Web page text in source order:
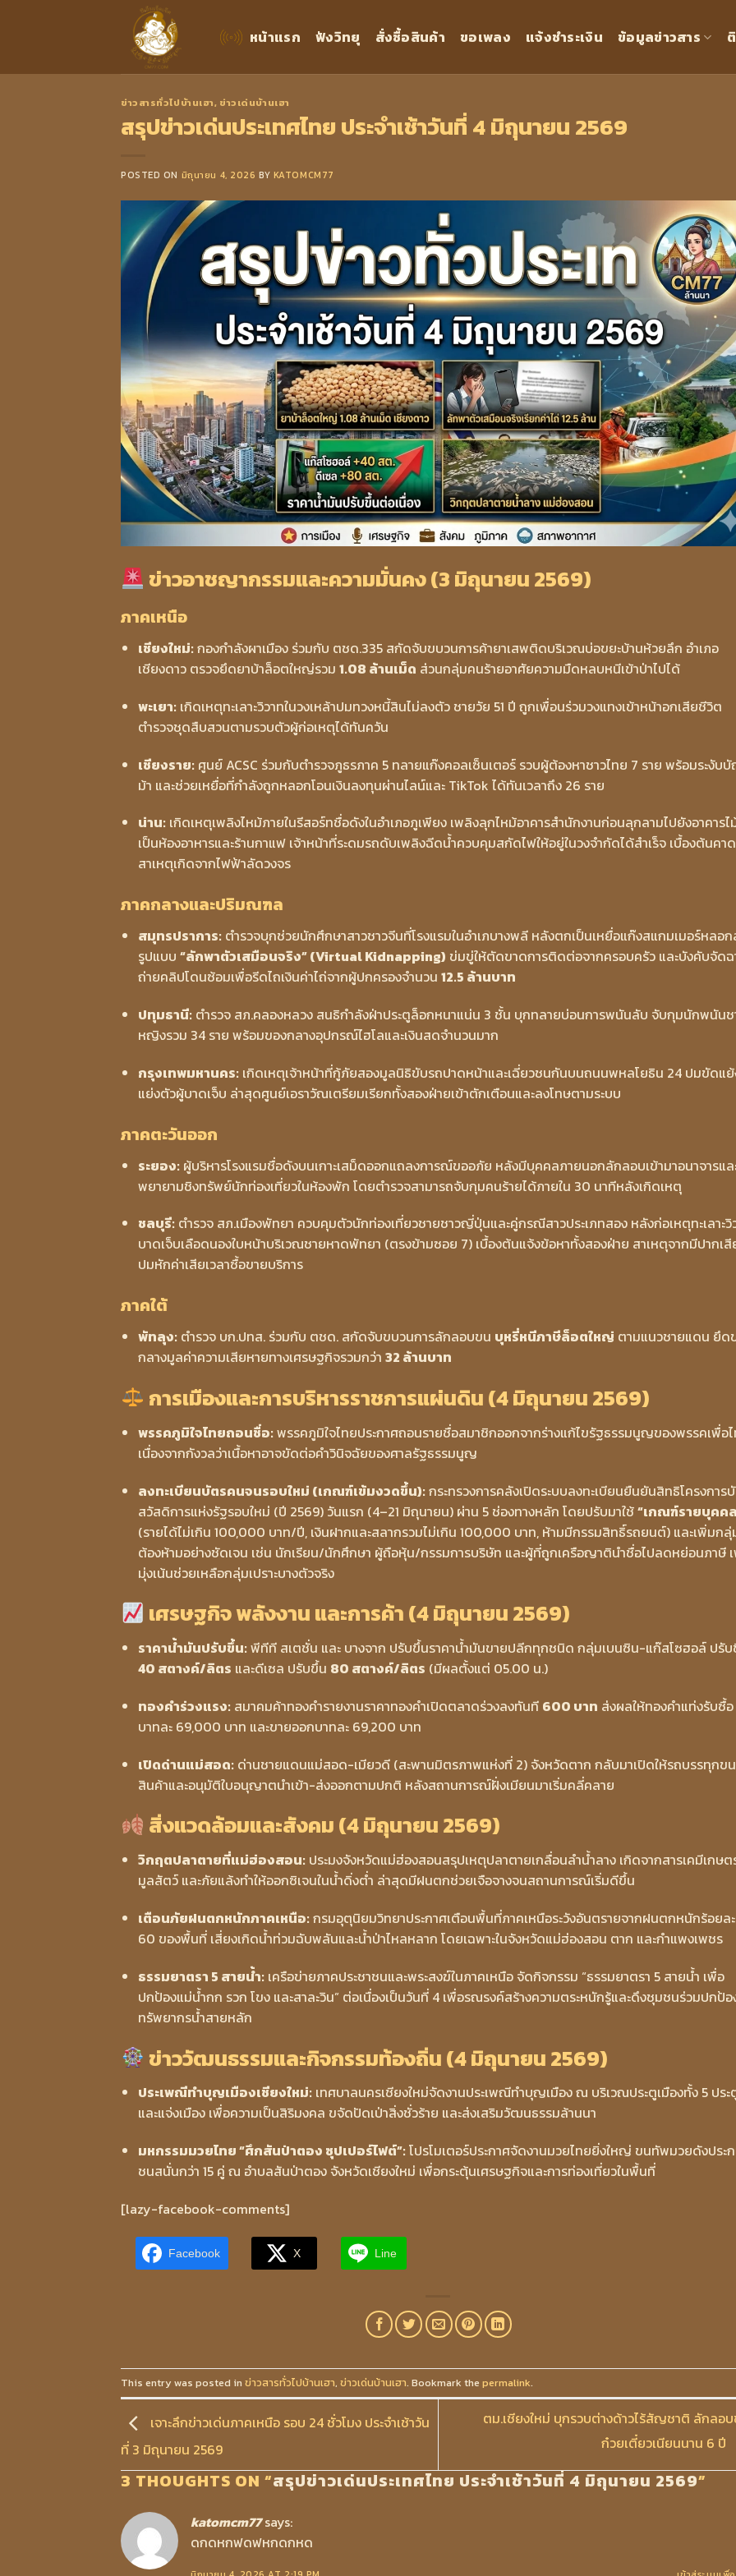
หน้าแรก ฟังวิทยุ สั่งซื้อสินค้า ขอเพลง แจ้งชำระเงิน ข้อมูลข่าวสาร
ข่าวสารทั่วไปบ้านเฮา, ข่าวเด่นบ้านเฮา
สรุปข่าวเด่นประเทศไทย ประจำเช้าวันที่ 4 มิถุนายน 2569
POSTED ON มิถุนายน 4, 2026 BY KATOMCM77
ข่าวอาชญากรรมและความมั่นคง (3 มิถุนายน 2569)
ภาคเหนือ
เชียงใหม่: กองกำลังผาเมือง ร่วมกับ ตชด.335 สกัดจับขบวนการค้ายาเสพติดบริเวณบ่อขยะบ้านห้วยลึก อำเภอ
เชียงดาว ตรวจยึดยาบ้าล็อตใหญ่รวม 1.08 ล้านเม็ด ส่วนกลุ่มคนร้ายอาศัยความมืดหลบหนีเข้าป่าไปได้
พะเยา: เกิดเหตุทะเลาะวิวาทในวงเหล้าปมทวงหนี้สินไม่ลงตัว ชายวัย 51 ปี ถูกเพื่อนร่วมวงแทงเข้าหน้าอกเสียชีวิต
ตำรวจชุดสืบสวนตามรวบตัวผู้ก่อเหตุได้ทันควัน
เชียงราย: ศูนย์ ACSC ร่วมกับตำรวจภูธรภาค 5 ทลายแก๊งคอลเซ็นเตอร์ รวบผู้ต้องหาชาวไทย 7 ราย พร้อมระงับ
ม้า และช่วยเหยื่อที่กำลังถูกหลอกโอนเงินลงทุนผ่านไลน์และ TikTok ได้ทันเวลาถึง 26 ราย
น่าน: เกิดเหตุเพลิงไหม้ภายในรีสอร์ทชื่อดังในอำเภอภูเพียง เพลิงลุกไหม้อาคารสำนักงานก่อนลุกลามไปยังอาคารไ
เป็นห้องอาหารและร้านกาแฟ เจ้าหน้าที่ระดมรถดับเพลิงฉีดน้ำควบคุมสกัดไฟให้อยู่ในวงจำกัดได้สำเร็จ เบื้องต้นคาด
สาเหตุเกิดจากไฟฟ้าลัดวงจร
ภาคกลางและปริมณฑล
สมุทรปราการ: ตำรวจบุกช่วยนักศึกษาสาวชาวจีนที่โรงแรมในอำเภบางพลี หลังตกเป็นเหยื่อแก๊งสแกมเมอร์หลอก
รูปแบบ “ลักพาตัวเสมือนจริง” (Virtual Kidnapping) ข่มขู่ให้ตัดขาดการติดต่อจากครอบครัว และบังคับจัดฉ
ถ่ายคลิปโดนซ้อมเพื่อรีดไถเงินค่าไถ่จากผู้ปกครองจำนวน 12.5 ล้านบาท
ปทุมธานี: ตำรวจ สภ.คลองหลวง สนธิกำลังฝ่าประตูล็อกหนาแน่น 3 ชั้น บุกทลายบ่อนการพนันลับ จับกุมนักพนันช
หญิงรวม 34 ราย พร้อมของกลางอุปกรณ์ไฮโลและเงินสดจำนวนมาก
กรุงเทพมหานคร: เกิดเหตุเจ้าหน้าที่กู้ภัยสองมูลนิธิขับรถปาดหน้าและเฉี่ยวชนกันบนถนนพหลโยธิน 24 ปมขัดแ
แย่งตัวผู้บาดเจ็บ ล่าสุดศูนย์เอราวัณเตรียมเรียกทั้งสองฝ่ายเข้าตักเตือนและลงโทษตามระบบ
ภาคตะวันออก
ระยอง: ผู้บริหารโรงแรมชื่อดังบนเกาะเสม็ดออกแถลงการณ์ขออภัย หลังมีบุคคลภายนอกลักลอบเข้ามาอนาจารแล
พยายามชิงทรัพย์นักท่องเที่ยวในห้องพัก โดยตำรวจสามารถจับกุมคนร้ายได้ภายใน 30 นาทีหลังเกิดเหตุ
ชลบุรี: ตำรวจ สภ.เมืองพัทยา ควบคุมตัวนักท่องเที่ยวชายชาวญี่ปุ่นและคู่กรณีสาวประเภทสอง หลังก่อเหตุทะเลาะวิ
บาดเจ็บเลือดนองใบหน้าบริเวณชายหาดพัทยา (ตรงข้ามซอย 7) เบื้องต้นแจ้งข้อหาทั้งสองฝ่าย สาเหตุจากมีปากเสี
ปมหักค่าเสียเวลาซื้อขายบริการ
ภาคใต้
พัทลุง: ตำรวจ บก.ปทส. ร่วมกับ ตชด. สกัดจับขบวนการลักลอบขน บุหรี่หนีภาษีล็อตใหญ่ ตามแนวชายแดน ยึด
กลางมูลค่าความเสียหายทางเศรษฐกิจรวมกว่า 32 ล้านบาท
การเมืองและการบริหารราชการแผ่นดิน (4 มิถุนายน 2569)
พรรคภูมิใจไทยถอนชื่อ: พรรคภูมิใจไทยประกาศถอนรายชื่อสมาชิกออกจากร่างแก้ไขรัฐธรรมนูญของพรรคเพื่อ
เนื่องจากกังวลว่าเนื้อหาอาจขัดต่อคำวินิจฉัยของศาลรัฐธรรมนูญ
ลงทะเบียนบัตรคนจนรอบใหม่ (เกณฑ์เข้มงวดขึ้น): กระทรวงการคลังเปิดระบบลงทะเบียนยืนยันสิทธิโครงการ
สวัสดิการแห่งรัฐรอบใหม่ (ปี 2569) วันแรก (4–21 มิถุนายน) ผ่าน 5 ช่องทางหลัก โดยปรับมาใช้“เกณฑ์รายบุคค
(รายได้ไม่เกิน 100,000 บาท/ปี, เงินฝากและสลากรวมไม่เกิน 100,000 บาท, ห้ามมีกรรมสิทธิ์รถยนต์) และเพิ่มกลุ่
ต้องห้ามอย่างชัดเจน เช่น นักเรียน/นักศึกษา ผู้ถือหุ้น/กรรมการบริษัท และผู้ที่ถูกเครือญาตินำชื่อไปลดหย่อนภาษี
มุ่งเน้นช่วยเหลือกลุ่มเปราะบางตัวจริง
เศรษฐกิจ พลังงาน และการค้า (4 มิถุนายน 2569)
ราคาน้ำมันปรับขึ้น: พีทีที สเตชั่น และ บางจาก ปรับขึ้นราคาน้ำมันขายปลีกทุกชนิด กลุ่มเบนซิน-แก๊สโซฮอล์ ปรั
40 สตางค์/ลิตร และดีเซล ปรับขึ้น 80 สตางค์/ลิตร (มีผลตั้งแต่ 05.00 น.)
ทองคำร่วงแรง: สมาคมค้าทองคำรายงานราคาทองคำเปิดตลาดร่วงลงทันที 600 บาท ส่งผลให้ทองคำแท่งรับซื้อ
บาทละ 69,000 บาท และขายออกบาทละ 69,200 บาท
เปิดด่านแม่สอด: ด่านชายแดนแม่สอด-เมียวดี (สะพานมิตรภาพแห่งที่ 2) จังหวัดตาก กลับมาเปิดให้รถบรรทุกข
สินค้าและอนุมัติใบอนุญาตนำเข้า-ส่งออกตามปกติ หลังสถานการณ์ฝั่งเมียนมาเริ่มคลี่คลาย
สิ่งแวดล้อมและสังคม (4 มิถุนายน 2569)
วิกฤตปลาตายที่แม่ฮ่องสอน: ประมงจังหวัดแม่ฮ่องสอนสรุปเหตุปลาตายเกลื่อนลำน้ำลาง เกิดจากสารเคมีเกษต
มูลสัตว์ และภัยแล้งทำให้ออกซิเจนในน้ำดิ่งต่ำ ล่าสุดมีฝนตกช่วยเจือจางจนสถานการณ์เริ่มดีขึ้น
เตือนภัยฝนตกหนักภาคเหนือ: กรมอุตุนิยมวิทยาประกาศเตือนพื้นที่ภาคเหนือระวังอันตรายจากฝนตกหนักร้อยละ
60 ของพื้นที่ เสี่ยงเกิดน้ำท่วมฉับพลันและน้ำป่าไหลหลาก โดยเฉพาะในจังหวัดแม่ฮ่องสอน ตาก และกำแพงเพชร
ธรรมยาตรา 5 สายน้ำ: เครือข่ายภาคประชาชนและพระสงฆ์ในภาคเหนือ จัดกิจกรรม “ธรรมยาตรา 5 สายน้ำ เพื่อ
ปกป้องแม่น้ำกก รวก โขง และสาละวิน” ต่อเนื่องเป็นวันที่ 4 เพื่อรณรงค์สร้างความตระหนักรู้และดึงชุมชนร่วมปกป้อ
ทรัพยากรน้ำสายหลัก
ข่าววัฒนธรรมและกิจกรรมท้องถิ่น (4 มิถุนายน 2569)
ประเพณีทำบุญเมืองเชียงใหม่: เทศบาลนครเชียงใหม่จัดงานประเพณีทำบุญเมือง ณ บริเวณประตูเมืองทั้ง 5 ประ
และแจ่งเมือง เพื่อความเป็นสิริมงคล ขจัดปัดเป่าสิ่งชั่วร้าย และส่งเสริมวัฒนธรรมล้านนา
มหกรรมมวยไทย “ศึกสันป่าตอง ซุปเปอร์ไฟต์”: โปรโมเตอร์ประกาศจัดงานมวยไทยยิ่งใหญ่ ขนทัพมวยดังประ
ชนสนั่นกว่า 15 คู่ ณ อำบลสันป่าตอง จังหวัดเชียงใหม่ เพื่อกระตุ้นเศรษฐกิจและการท่องเที่ยวในพื้นที่
[lazy-facebook-comments]
Facebook X Line
This entry was posted in ข่าวสารทั่วไปบ้านเฮา, ข่าวเด่นบ้านเฮา. Bookmark the permalink.
เจาะลึกข่าวเด่นภาคเหนือ รอบ 24 ชั่วโมง ประจำเช้าวัน
ที่ 3 มิถุนายน 2569
ตม.เชียงใหม่ บุกรวบต่างด้าวไร้สัญชาติ ลักลอ
ก๋วยเตี๋ยวเนียนนาน 6 ปี
3 THOUGHTS ON “สรุปข่าวเด่นประเทศไทย ประจำเช้าวันที่ 4 มิถุนายน 2569”
katomcm77 says:
ดกดหกฟดฟหกดกหด